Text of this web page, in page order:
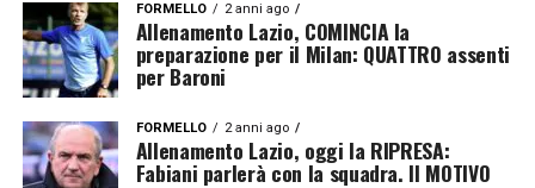
FORMELLO 2 anni ago
Allenamento Lazio, COMINCIA la
preparazione per il Milan: QUATTRO assenti
per Baroni
FORMELLO 2 anni ago
Allenamento Lazio, oggi la RIPRESA:
Fabiani parlerà con la squadra. Il MOTIVO